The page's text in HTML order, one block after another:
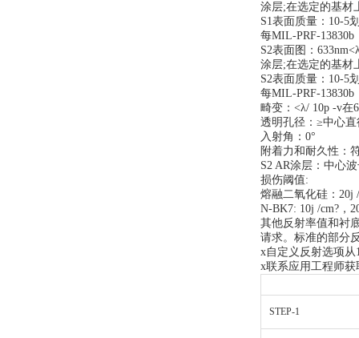
涂层;在选定的基材
S1表面质量：10-5
每MIL-PRF-13830b
S2表面图：
涂层;在选定的基材
S2表面质量：10-5
每MIL-PRF-
畸变：<λ/ 10p -v在
透明孔径：≥中心直
入射角：0°
附着力和耐久性：
S2 AR涂层：中心
损伤阈值:
熔融二氧化硅：20j
N-BK7: 10j /cm?，
其他反射率值和衬
请求。标准的部分
x自定义反射选项
x联系应用工程师获
STEP-1